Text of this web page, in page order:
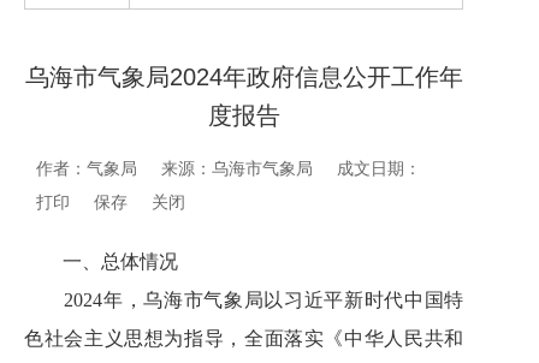
乌海市气象局2024 年政府信息公开工作年
度报告
作者：气象局 来源：乌海市气象局
成文日期：
打印
保存 关闭
一、总体情况
2024年，乌海市气象局以习近平新时代中国特
色社会主义思想为指导， 全面落实《中华人民共和